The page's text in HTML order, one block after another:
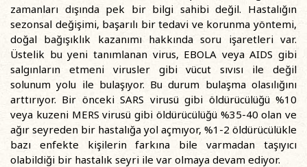
zamanları dışında pek bir bilgi sahibi değil. Hastalığın
sezonsal değişimi, başarılı bir tedavi ve korunma yöntemi,
doğal bağışıklık kazanımı hakkında soru işaretleri var.
Üstelik bu yeni tanımlanan virus, EBOLA veya AIDS gibi
salgınların etmeni virusler gibi vücut sıvısı ile değil
solunum yolu ile bulaşıyor. Bu durum bulaşma olasılığını
arttırıyor. Bir önceki SARS virusü gibi öldürücülüğü %10
veya kuzeni MERS virusü gibi öldürücülüğü %35-40 olan ve
ağır seyreden bir hastalığa yol açmıyor, %1-2 öldürücülükle
bazı enfekte kişilerin farkına bile varmadan taşıyıcı
olabildiği bir hastalık seyri ile var olmaya devam ediyor.